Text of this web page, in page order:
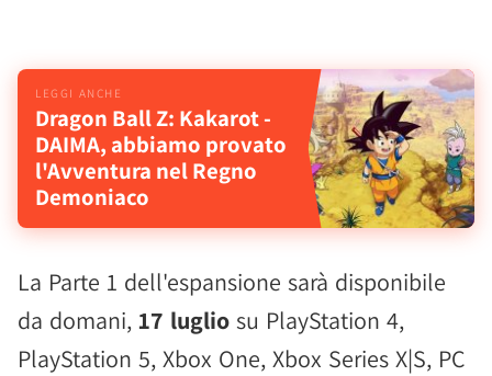
Dragon Ball Z: Kakarot -
DAIMA, abbiamo provato
l'Avventura nel Regno
Demoniaco
La Parte 1 dell'espansione sarà disponibile
da domani, 17 luglio su PlayStation 4,
PlayStation 5, Xbox One, Xbox Series X|S, PC